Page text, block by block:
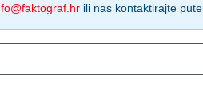
ili nas kontaktirajte